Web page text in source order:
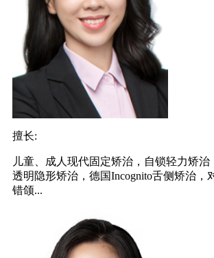
擅长:
儿童、成人现代固定矫治，自锁轻力矫治
透明隐形矫治，德国Incognito舌侧矫治，
错颌...